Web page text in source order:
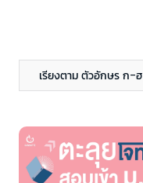
เรียงตาม ตัวอักษร ก-ฮ